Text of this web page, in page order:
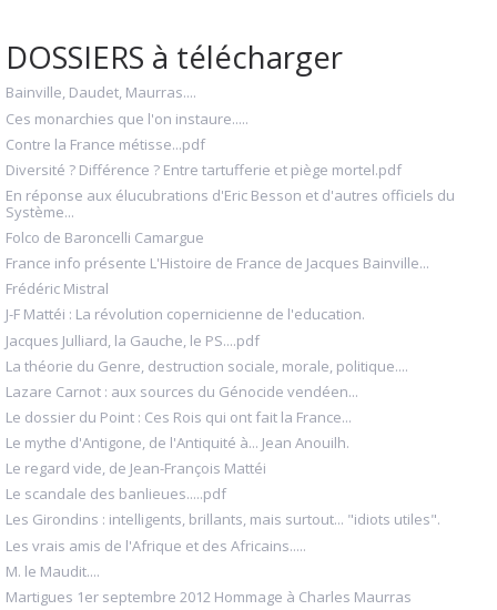
DOSSIERS à télécharger
Bainville, Daudet, Maurras....
Ces monarchies que l'on instaure.....
Contre la France métisse...pdf
Diversité ? Différence ? Entre tartufferie et piège mortel.pdf
En réponse aux élucubrations d'Eric Besson et d'autres officiels du
Système...
Folco de Baroncelli Camargue
France info présente L'Histoire de France de Jacques Bainville...
Frédéric Mistral
J-F Mattéi : La révolution copernicienne de l'education.
Jacques Julliard, la Gauche, le PS....pdf
La théorie du Genre, destruction sociale, morale, politique....
Lazare Carnot : aux sources du Génocide vendéen...
Le dossier du Point : Ces Rois qui ont fait la France...
Le mythe d'Antigone, de l'Antiquité à... Jean Anouilh.
Le regard vide, de Jean-François Mattéi
Le scandale des banlieues.....pdf
Les Girondins : intelligents, brillants, mais surtout... "idiots utiles".
Les vrais amis de l'Afrique et des Africains.....
M. le Maudit....
Martigues 1er septembre 2012 Hommage à Charles Maurras